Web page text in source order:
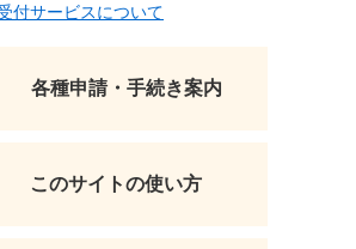
付サービスについて
各種申請・手続き案内
このサイトの使い方